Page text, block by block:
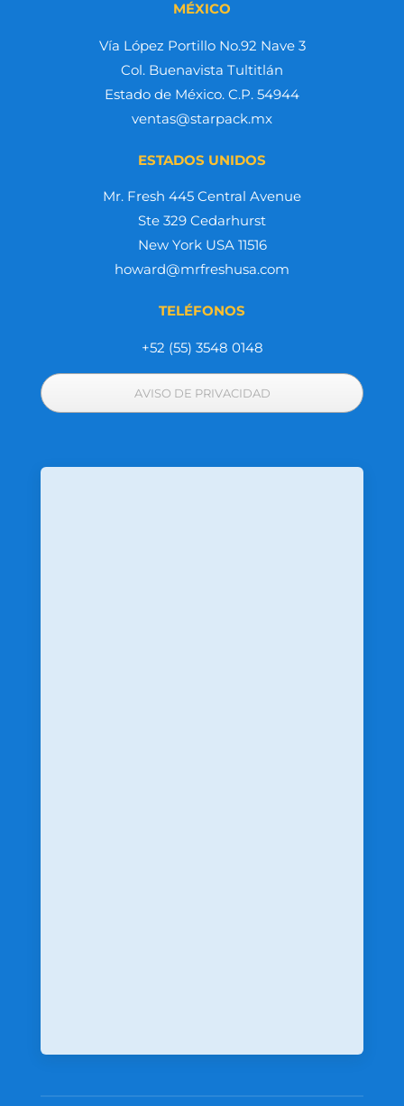
MÉXICO
Vía López Portillo No.92 Nave 3
Col. Buenavista Tultitlán
Estado de México. C.P. 54944
ventas@starpack.mx
ESTADOS UNIDOS
Mr. Fresh 445 Central Avenue
Ste 329 Cedarhurst
New York USA 11516
howard@mrfreshusa.com
TELÉFONOS
+52 (55) 3548 0148
AVISO DE PRIVACIDAD